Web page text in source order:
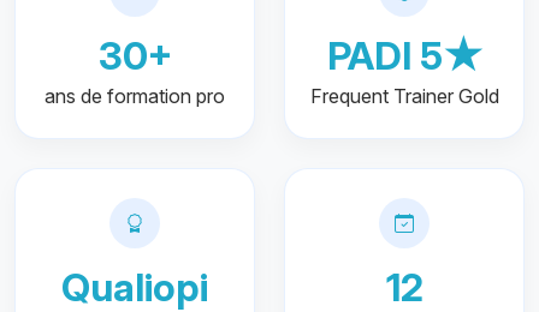
30+
ans de formation pro
PADI 5★
Frequent Trainer Gold
Qualiopi 12